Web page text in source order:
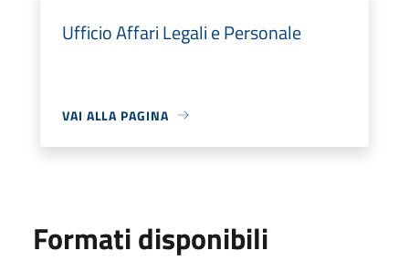
Ufficio Affari Legali e Personale
VAI ALLA PAGINA
Formati disponibili